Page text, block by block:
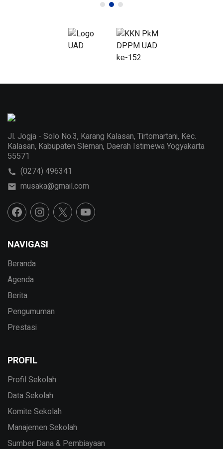
Jl. Jogja - Solo No.3, Karang Kalasan, Tirtomartani, Kec.
Kalasan, Kabupaten Sleman, Daerah Istimewa Yogyakarta
55571
(0274) 496341
musaka@gmail.com
NAVIGASI
Beranda
Agenda
Berita
Pengumuman
Prestasi
PROFIL
Profil Sekolah
Data Sekolah
Komite Sekolah
Manajemen Sekolah
Sumber Dana & Pembiayaan